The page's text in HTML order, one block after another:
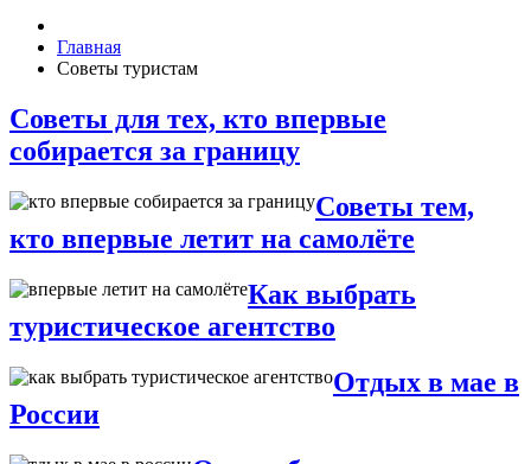
Главная
Советы туристам
Советы для тех, кто впервые
собирается за границу
Советы тем,
кто впервые летит на самолёте
Как выбрать
туристическое агентство
Отдых в мае в
России